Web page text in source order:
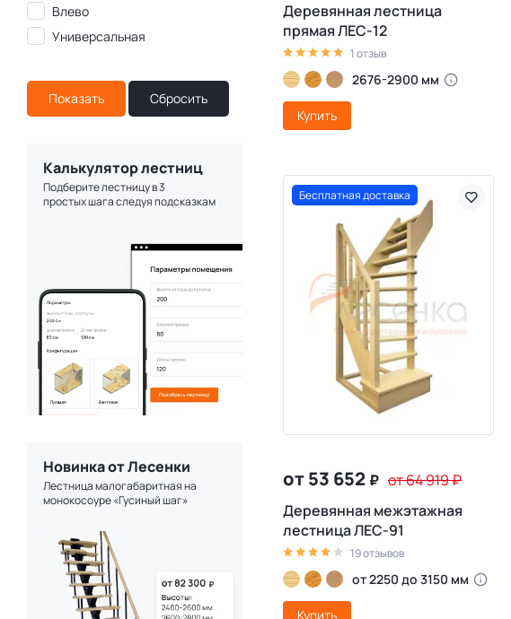
Влево
Универсальная
Калькулятор лестниц
Подберите лестницу в 3
простых шага следуя подсказкам
Новинка от Лесенки
Лестница малогабаритная на
монокосоуре «Гусиный шаг»
Деревянная лестница
прямая ЛЕС-12
1 отзыв
2676-2900 мм
Купить
Бесплатная доставка
от 53 652 ₽ от 64 919₽
Деревянная межэтажная
лестница ЛЕС-91
19 отзывов
от 2250 до 3150 мм
Купить